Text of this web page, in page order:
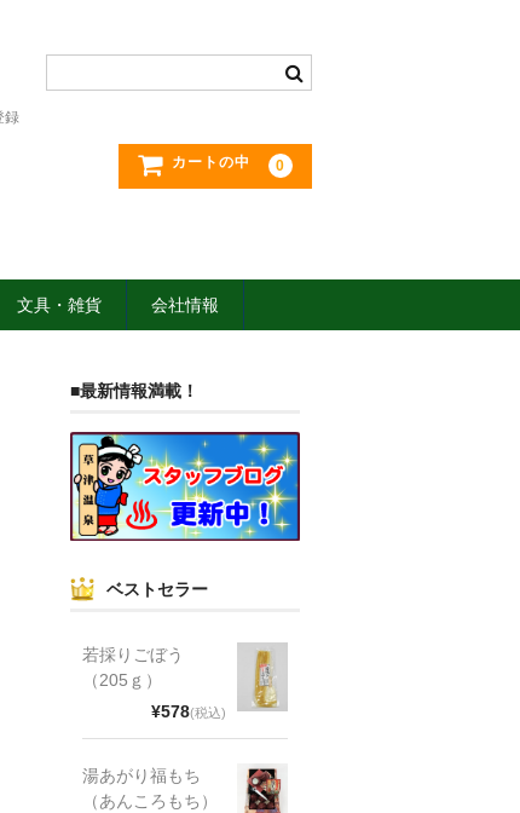
録
カートの中 0
文具・雑貨 会社情報
■最新情報満載！
ベストセラー
若採りごぼう
（205ｇ）
¥578(税込)
湯あがり福もち
（あんころもち）